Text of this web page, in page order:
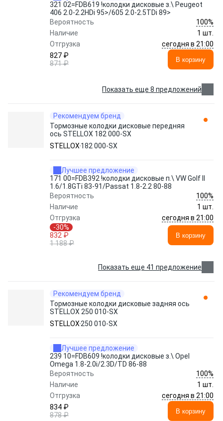
321 02=FDB619 !колодки дисковые з.\ Peugeot
406 2.0-2.2HDi 95>/605 2.0-2.5TDi 89>
Вероятность
100%
Наличие
1 шт.
Отгрузка
сегодня в 21:00
827 ₽
871 ₽
В корзину
Показать еще 8 предложений
Рекомендуем бренд
Тормозные колодки дисковые передняя
ось STELLOX 182 000-SX
STELLOX 182 000-SX
Лучшее предложение
171 00=FDB392 !колодки дисковые п.\ VW Golf II
1.6/1.8GTi 83-91/Passat 1.8-2.2 80-88
Вероятность
100%
Наличие
1 шт.
Отгрузка
сегодня в 21:00
-30%
832 ₽
1 188 ₽
В корзину
Показать еще 41 предложение
Рекомендуем бренд
Тормозные колодки дисковые задняя ось
STELLOX 250 010-SX
STELLOX 250 010-SX
Лучшее предложение
239 10=FDB609 !колодки дисковые з.\ Opel
Omega 1.8-2.0i/2.3D/TD 86-88
Вероятность
100%
Наличие
1 шт.
Отгрузка
сегодня в 21:00
834 ₽
878 ₽
В корзину